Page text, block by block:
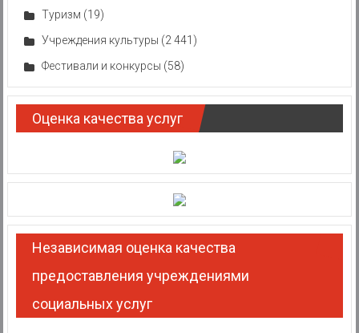
Туризм (19)
Учреждения культуры (2 441)
Фестивали и конкурсы (58)
Оценка качества услуг
Независимая оценка качества
предоставления учреждениями
социальных услуг